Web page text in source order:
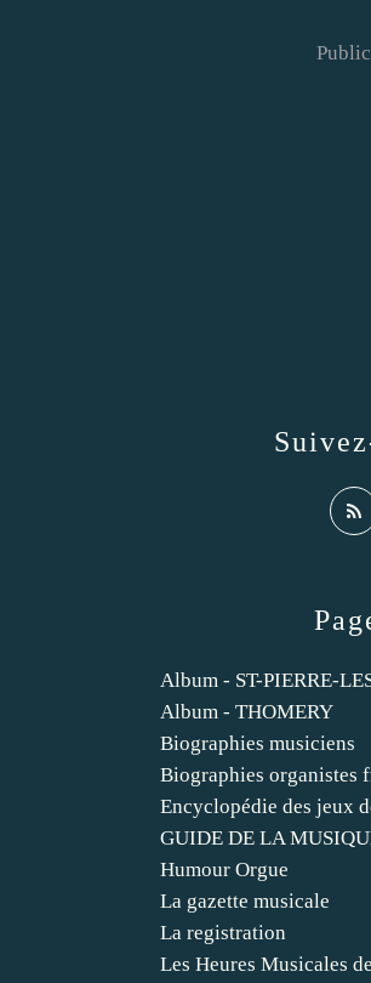
Album - ST-PIERRE-
Album - THOMERY
Biographies musiciens
Biographies organistes
Encyclopédie des jeux
GUIDE DE LA
Humour Orgue
La gazette musicale
La registration
Les Heures Musicales